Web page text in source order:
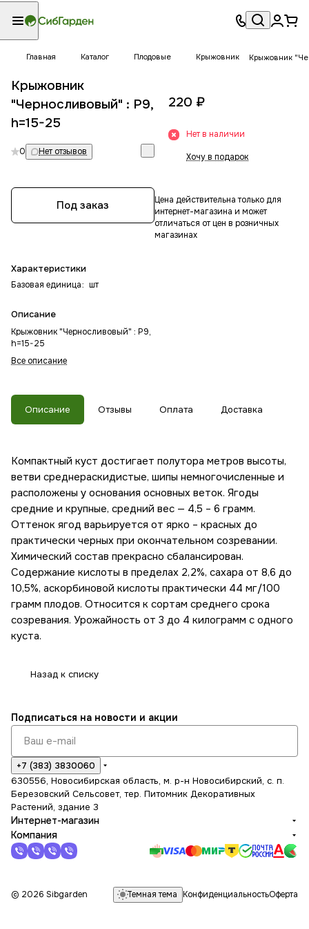
Главная Каталог Плодовые Крыжовник Крыжовник
Крыжовник
"Черносливовый" : P9,
h=15-25
0 Нет отзывов
Под заказ
Характеристики
Базовая единица: шт
Описание
Крыжовник "Черносливовый" : P9,
h=15-25
Все описание
220 ₽
Нет в наличии
Хочу в подарок
Цена действительна только для
интернет-магазина и может
отличаться от цен в розничных
магазинах
Описание Отзывы Оплата Доставка
Компактный куст достигает полутора метров высоты,
ветви среднераскидистые, шипы немногочисленные и
расположены у основания основных веток. Ягоды
средние и крупные, средний вес — 4,5 – 6 грамм.
Оттенок ягод варьируется от ярко – красных до
практически черных при окончательном созревании.
Химический состав прекрасно сбалансирован.
Содержание кислоты в пределах 2,2%, сахара от 8,6 до
10,5%, аскорбиновой кислоты практически 44 мг/100
грамм плодов. Относится к сортам среднего срока
созревания. Урожайность от 3 до 4 килограмм с одного
куста.
Назад к списку
Подписаться на новости и акции
+7 (383) 3830060
630556, Новосибирская область, м. р-н Новосибирский, с. п.
Березовский Сельсовет, тер. Питомник Декоративных
Растений, здание 3
Интернет-магазин
Компания
© 2026 Sibgarden Темная тема КонфиденциальностьОферта